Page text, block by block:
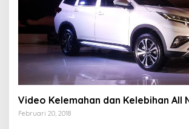
Video Kelemahan dan Kelebihan All
Februari 20, 2018